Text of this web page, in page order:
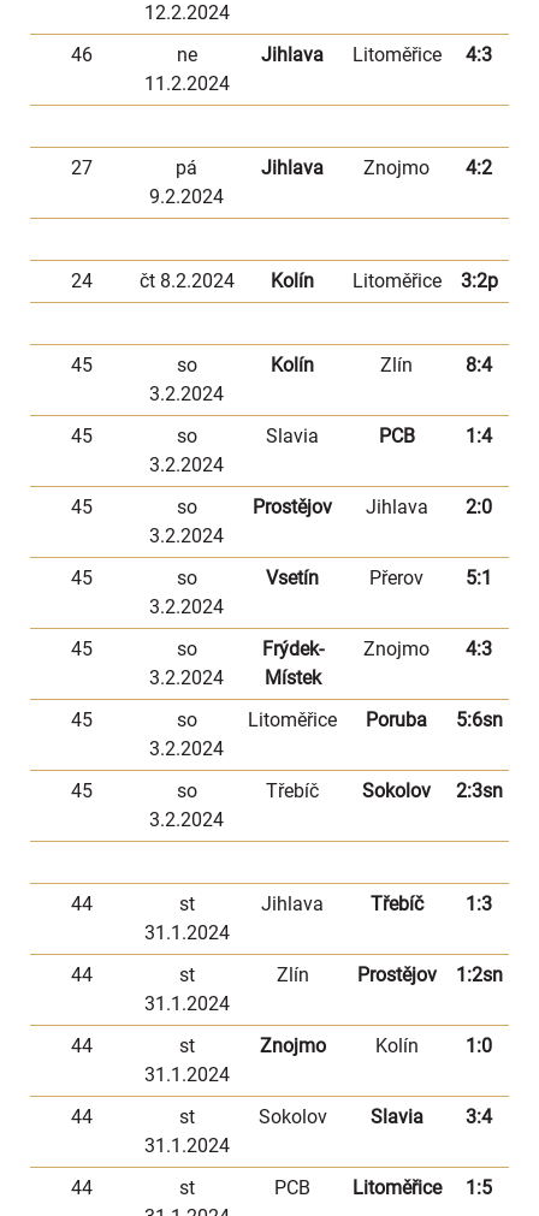
12.2.2024
46
ne
11.2.2024
Jihlava Litoměřice 4:3
27
pá
9.2.2024
Jihlava Znojmo 4:2
24 čt 8.2.2024 Kolín Litoměřice 3:2p
45
so
3.2.2024
Kolín Zlín 8:4
45
so
3.2.2024
Slavia PCB 1:4
45
so
3.2.2024
Prostějov Jihlava 2:0
45
so
3.2.2024
Vsetín Přerov 5:1
45
so
3.2.2024
Frýdek-
Místek
Znojmo 4:3
45
so
3.2.2024
Litoměřice Poruba 5:6sn
45
so
3.2.2024
Třebíč Sokolov 2:3sn
44
st
31.1.2024
Jihlava Třebíč 1:3
44
st
31.1.2024
Zlín Prostějov 1:2sn
44
st
31.1.2024
Znojmo Kolín 1:0
44
st
31.1.2024
Sokolov Slavia 3:4
44
st
PCB Litoměřice 1:5